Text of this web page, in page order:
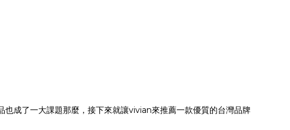
成了一大課題那麼，接下來就讓vivian來推薦一款優質的台灣品牌